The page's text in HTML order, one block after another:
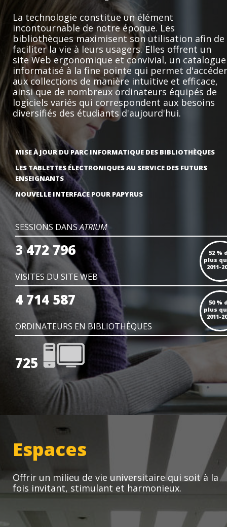
La technologie constitue un élément
incontournable de notre époque. Les
bibliothèques maximisent son utilisation afin de
faciliter la vie à leurs usagers. Elles offrent un
site Web ergonomique et convivial, un catalogue
informatisé à la fine pointe qui permet d'accéder
aux collections de manière intuitive et efficace,
ainsi que de nombreux ordinateurs équipés de
logiciels variés qui correspondent aux besoins
diversifiés des étudiants d'aujourd'hui.
MISE À JOUR DU PARC INFORMATIQUE DES BIBLIOTHÈQUES
LES TABLETTES ÉLECTRONIQUES AU SERVICE DES FUTURS
ENSEIGNANTS
NOUVELLE INTERFACE POUR PAPYRUS
SESSIONS DANSATRIUM
3 472 796
52 %
plus
2011-
VISITES DU SITE WEB
4 714 587
50 %
plus
2011-
ORDINATEURS EN BIBLIOTHÈQUES
725
Espaces
Offrir un milieu de vie universitaire qui soit à la
fois invitant, stimulant et harmonieux.